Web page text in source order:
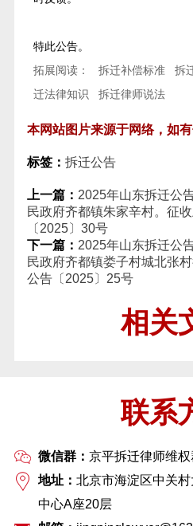
特此公告。
拓展阅读：
拆迁补偿标准 拆
迁法律知识
拆迁律师说法
本网站图片来源于网络，如
标签：拆迁公告
上一篇： 2025年山东拆迁公
民政府齐都镇朱家辛村。征
〔2025〕30号
下一篇： 2025年山东拆迁公
民政府齐都镇娄子村城北张
公告〔2025〕25号
相关
联系
微信群： 京平拆迁律师维权
地址： 北京市海淀区中关
中心A座20层